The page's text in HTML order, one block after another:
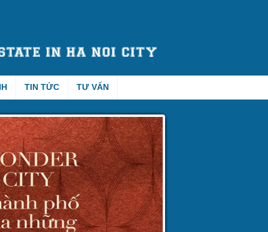
TIN TỨC TƯ VẤN